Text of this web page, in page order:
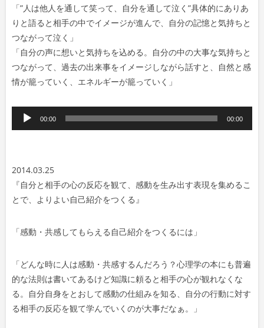
「”人は他人を通して笑って、自分を通して泣く”具体的にありあ
りと語ると相手の中でイメージが進んで、自分の記憶と気持ちと
つながって泣く」
「自分の声に想いと気持ちを込める。自分の中の大事な気持ちと
つながって、過去の出来事をイメージしながら話すと、自然と感
情が籠っていく、エネルギーが籠っていく」
声
ー
ヤ
ー
00:00 00:00
2014.03.25
『自分と相手の心の反応を観て、感動を生み出す表現を集めるこ
とで、よりよい自己紹介をつくる』
「感動・共感してもらえる自己紹介をつくるには」
「どんな時に人は感動・共感するんだろう？心理学の本にも普遍
的な法則は書いてあるけど知識に頼ると相手の心が観れなくな
る。自分自身をとおして感動の仕組みを知る、自分の行動に対す
る相手の反応を観て学んでいくのが大事だなぁ。」